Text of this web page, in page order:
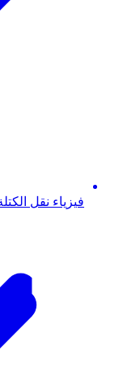
فيزياء نقل